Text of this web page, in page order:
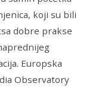
koji su bili
dobre prakse
Europska
Observatory